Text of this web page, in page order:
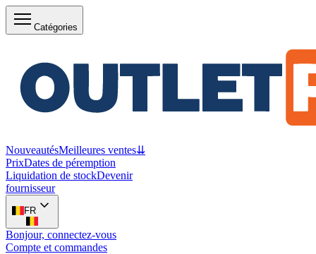
Catégories
NouveautésMeilleures ventes⇊
PrixDates de péremption
Liquidation de stockDevenir
fournisseur
FR
Bonjour, connectez-vous
Compte et commandes